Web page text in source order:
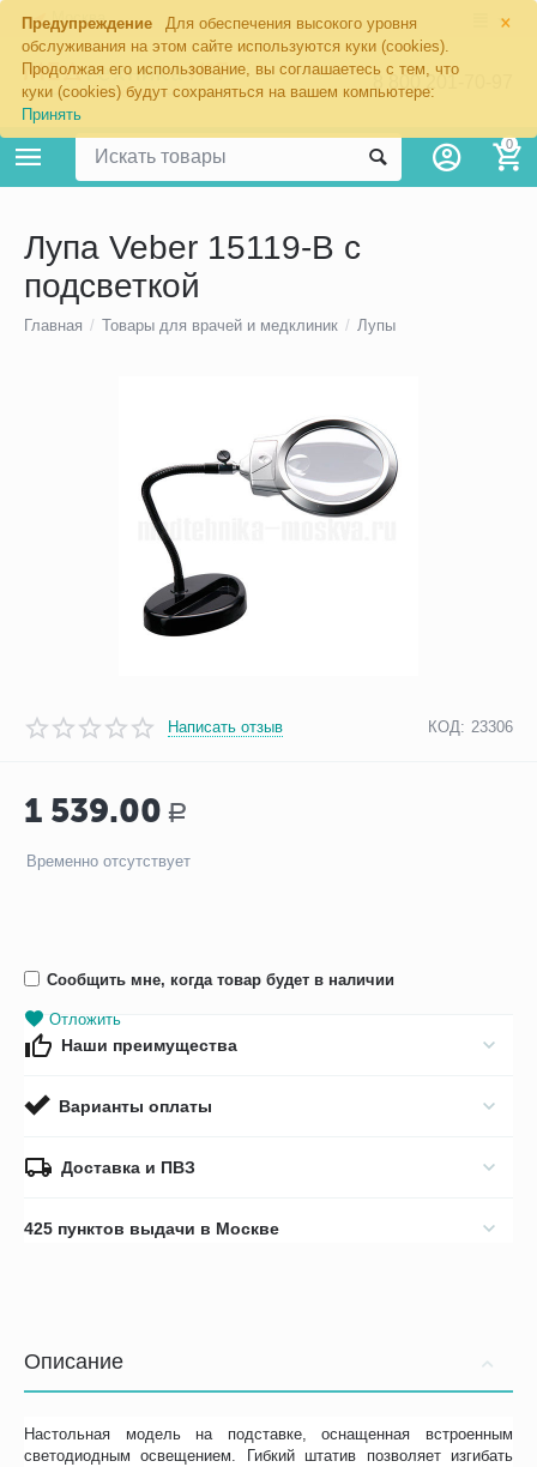
×
Предупреждение
Для обеспечения высокого уровня
обслуживания на этом сайте используются куки (cookies).
Продолжая его использование, вы соглашаетесь с тем, что
куки (cookies) будут сохраняться на вашем компьютере:
Принять
Москва
8 800 201-70-97
0
Лупа Veber 15119-B с
подсветкой
Главная / Товары для врачей и медклиник / Лупы
Написать отзыв КОД: 23306
1 539.00 Р
Временно отсутствует
Сообщить мне, когда товар будет в наличии
Отложить
Наши преимущества
Варианты оплаты
Доставка и ПВЗ
425 пунктов выдачи в Москве
Описание
Настольная модель на подставке, оснащенная встроенным
светодиодным освещением. Гибкий штатив позволяет изгибать